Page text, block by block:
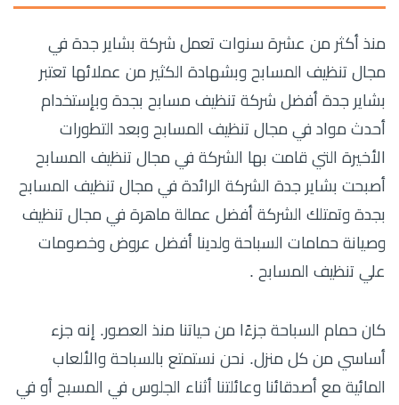
منذ أكثر من عشرة سنوات تعمل شركة بشاير جدة في
مجال تنظيف المسابح وبشهادة الكثير من عملائها تعتبر
بشاير جدة أفضل شركة تنظيف مسابح بجدة وبإستخدام
أحدث مواد في مجال تنظيف المسابح وبعد التطورات
الأخيرة التي قامت بها الشركة في مجال تنظيف المسابح
أصبحت بشاير جدة الشركة الرائدة في مجال تنظيف المسابح
بجدة وتمتلك الشركة أفضل عمالة ماهرة في مجال تنظيف
وصيانة حمامات السباحة ولدينا أفضل عروض وخصومات
علي تنظيف المسابح .
كان حمام السباحة جزءًا من حياتنا منذ العصور. إنه جزء
أساسي من كل منزل. نحن نستمتع بالسباحة والألعاب
المائية مع أصدقائنا وعائلتنا أثناء الجلوس في المسبح أو في